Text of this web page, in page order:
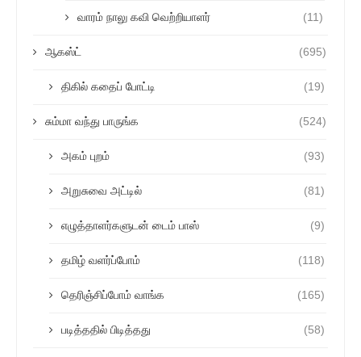
வாரம் நாலு கவி வெற்றியாளர் (11)
ஆகஸ்ட் (695)
திகில் கதைப் போட்டி (19)
சும்மா வந்து பாருங்க (524)
அகம் புறம் (93)
அறுசுவை அட்டில் (81)
எழுத்தாளர்களுடன் டைம் பாஸ் (9)
தமிழ் வளர்ப்போம் (118)
தெரிஞ்சிப்போம் வாங்க (165)
படித்ததில் பிடித்தது (58)